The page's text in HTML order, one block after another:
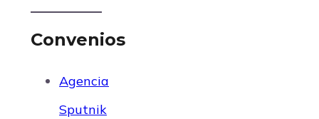
Convenios
Agencia
Sputnik